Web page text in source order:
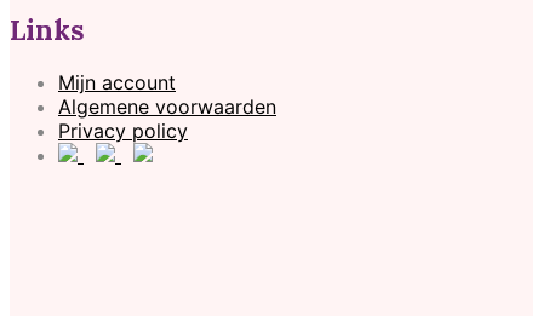
Links
Mijn account
Algemene voorwaarden
Privacy policy